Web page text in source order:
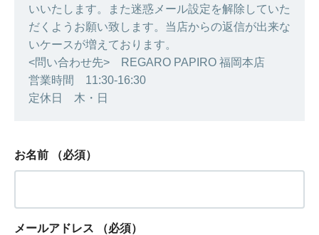
いいたします。また迷惑メール設定を解除していた
だくようお願い致します。当店からの返信が出来な
いケースが増えております。
<問い合わせ先> REGARO PAPIRO 福岡本店
営業時間 11:30-16:30
定休日 木・日
お名前 （必須）
メールアドレス （必須）